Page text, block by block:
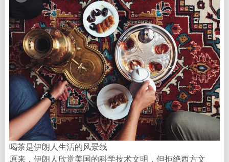
喝茶是伊朗人生活的风景线
原来，伊朗人欣赏美国的科学技术文明，但拒绝西方文